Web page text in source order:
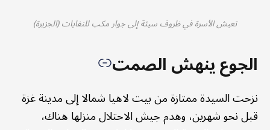
تعيش الأسرة في ظروف سيئة إلى جوار مكب للنفايات (الجزيرة)
الجوع ينهش الصمت
نزحت السيدة ممتازة من بيت لاهيا شمالا إلى مدينة غزة
قبل نحو شهرين، وهدم جيش الاحتلال منزلها هناك،